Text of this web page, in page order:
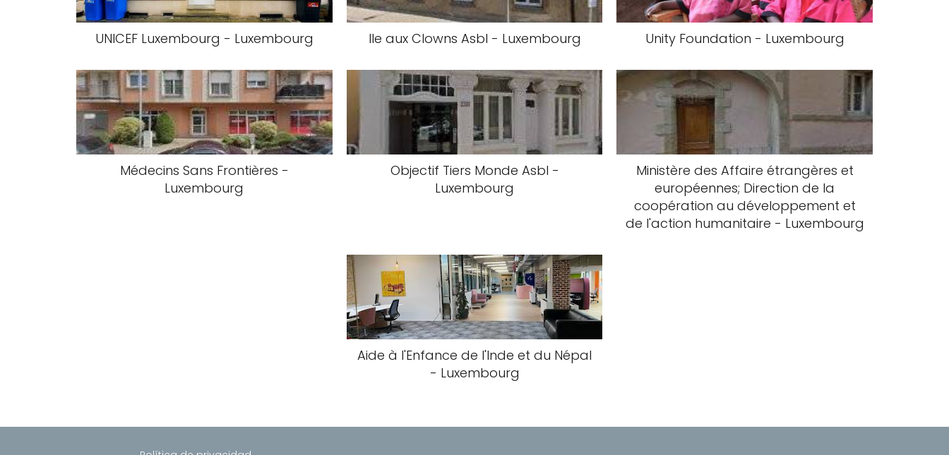
UNICEF Luxembourg - Luxembourg Ile aux Clowns Asbl - Luxembourg Unity Foundation - Luxembourg
Médecins Sans Frontières -
Luxembourg
Objectif Tiers Monde Asbl -
Luxembourg
Ministère des Affaire étrangères et
européennes; Direction de la
coopération au développement et
de l'action humanitaire - Luxembourg
Aide à l'Enfance de l'Inde et du Népal
- Luxembourg